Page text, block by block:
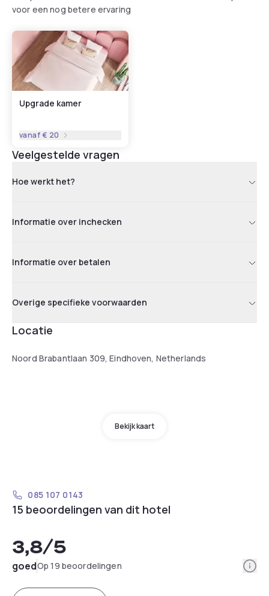
voor een nog betere ervaring
Upgrade kamer
vanaf€ 20
Veelgestelde vragen
Hoe werkt het?
Informatie over inchecken
Informatie over betalen
Overige specifieke voorwaarden
Locatie
Noord Brabantlaan 309, Eindhoven, Netherlands
Bekijk kaart
085 107 0143
15 beoordelingen van dit hotel
3,8/5
goedOp 19 beoordelingen